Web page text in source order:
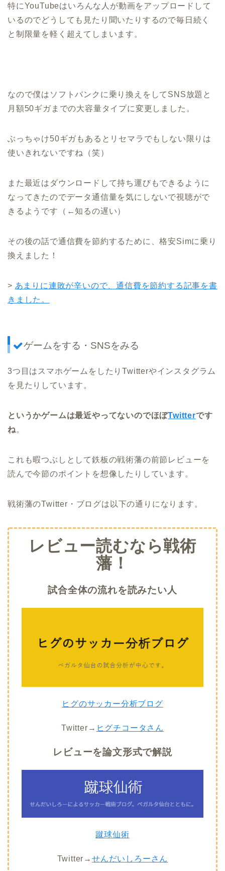
特にYouTubeはいろんな人が動画をアップロードして
いるのでどうしても見たり聞いたりするので毎日続く
と制限量を軽く超えてしまいます。
なので僕はソフトバンクに乗り換えをしてSNS放題と
月額50ギガまでの大容量タイプに変更しました。
ぶっちゃけ50ギガもあるとリセマラでもしない限りは
使いきれないですね（笑）
また最近はダウンロードして持ち運びもできるように
なってきたのでデータ通信量を気にしないで視聴がで
きるようです（←知るの遅い）
その後の話で通信費を節約するために、格安Simに乗り
換えました！
> あまりに連敗が辛いので、通信費を節約する記事を書
きました。
ゲームをする・SNSをみる
3つ目はスマホゲームをしたりTwitterやインスタグラム
を見たりしています。
というかゲームは最近やってないのでほぼTwitterです
ね。
これも暇つぶしとして鉄板の戦術藩の前節レビューを
読んで今節のポイントを想像したりしています。
戦術藩のTwitter・ブログは以下の通りになります。
レビュー読むなら戦術
藩！
試合全体の流れを読みたい人
ヒグのサッカー分析ブログ
Twitter→ ヒグチコータさん
レビューを論文形式で解説
蹴球仙術
Twitter→せんだいしろーさん